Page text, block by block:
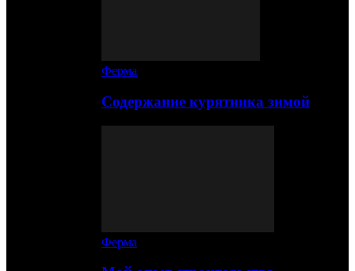
Ферма
Содержание курятника зимой
Ферма